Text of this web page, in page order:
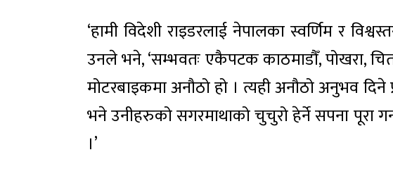
‘हामी विदेशी राइडरलाई नेपालका स्वर्णिम र
उनले भने, ‘सम्भवतः एकैपटक काठमाडौँ, पोखरा,
मोटरबाइकमा अनौठो हो । त्यही अनौठो अनुभव दिने
भने उनीहरुको सगरमाथाको चुचुरो हेर्ने सपना पूरा
।’